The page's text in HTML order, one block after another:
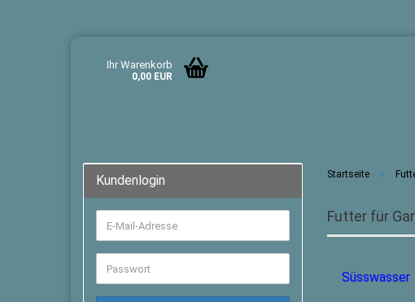
Ihr Warenkorb
0,00 EUR
Startseite »
Futter für
Süsswasser
Kundenlogin